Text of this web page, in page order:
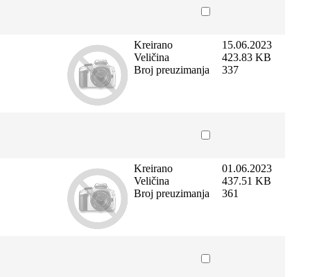
Kreirano
Veličina
Broj preuzimanja
15.06.2023
423.83 KB
337
Kreirano
Veličina
Broj preuzimanja
01.06.2023
437.51 KB
361